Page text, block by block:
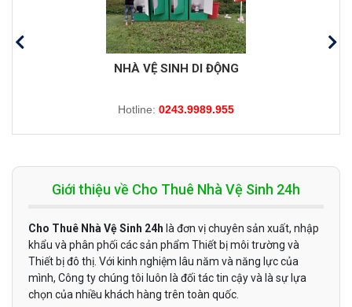
NHÀ VỆ SINH DI ĐỘNG
Hotline: 0243.9989.955
Giới thiệu về Cho Thuê Nhà Vệ Sinh 24h
Cho Thuê Nhà Vệ Sinh 24h là đơn vị chuyên sản xuất, nhập
khẩu và phân phối các sản phẩm Thiết bị môi trường và
Thiết bị đô thị. Với kinh nghiệm lâu năm và năng lực của
mình, Công ty chúng tôi luôn là đối tác tin cậy và là sự lựa
chọn của nhiều khách hàng trên toàn quốc.